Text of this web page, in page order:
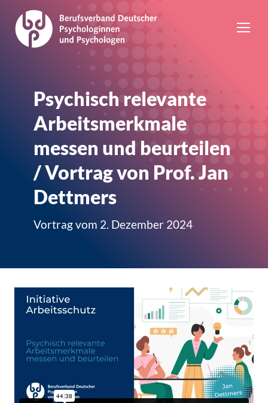
Psychisch relevante
Arbeitsmerkmale
messen und beurteilen
/ Vortrag von Prof. Jan
Dettmers
Vortrag vom 2. Dezember 2024